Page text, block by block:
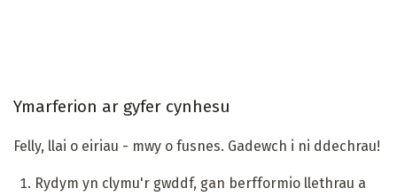
Ymarferion ar gyfer cynhesu
Felly, llai o eiriau - mwy o fusnes. Gadewch i ni ddechrau!
Rydym yn clymu'r gwddf, gan berfformio llethrau a